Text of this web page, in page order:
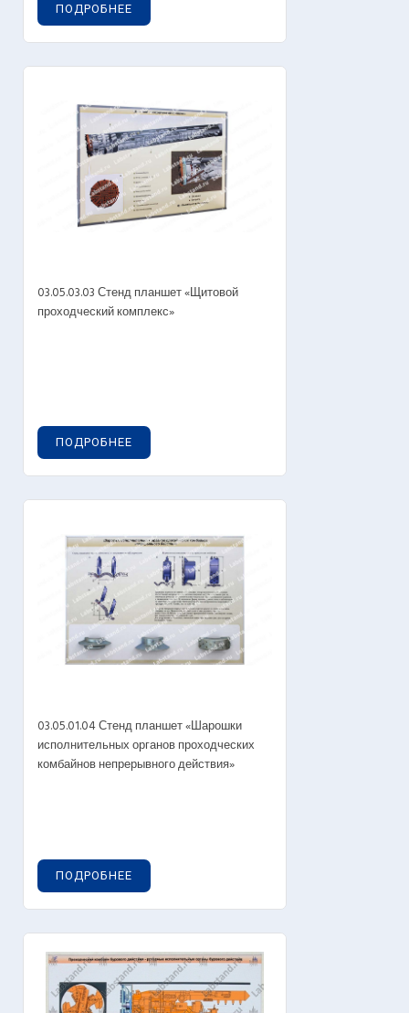
ПОДРОБНЕЕ
03.05.03.03 Стенд планшет «Щитовой
проходческий комплекс»
ПОДРОБНЕЕ
03.05.01.04 Стенд планшет «Шарошки
исполнительных органов проходческих
комбайнов непрерывного действия»
ПОДРОБНЕЕ